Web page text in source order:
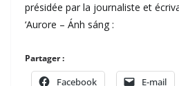
présidée par la journaliste et
‘Aurore – Ánh sáng :
Partager :
Facebook E-mail